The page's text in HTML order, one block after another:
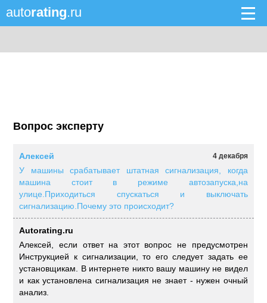
autorating.ru
Вопрос эксперту
4 декабря
Алексей
У машины срабатывает штатная сигнализация, когда
машина стоит в режиме автозапуска,на
улице.Приходиться спускаться и выключать
сигнализацию.Почему это происходит?
Autorating.ru
Алексей, если ответ на этот вопрос не предусмотрен
Инструкцией к сигнализации, то его следует задать ее
установщикам. В интернете никто вашу машину не видел
и как установлена сигнализация не знает - нужен очный
анализ.